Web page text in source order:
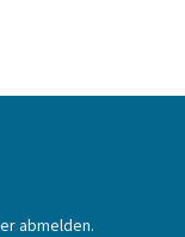
abmelden.